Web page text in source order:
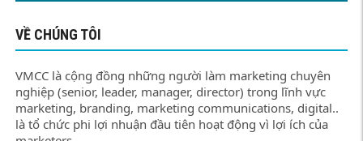
VỀ CHÚNG TÔI
VMCC là cộng đồng những người làm marketing chuyên
nghiệp (senior, leader, manager, director) trong lĩnh vực
marketing, branding, marketing communications, digital..
là tổ chức phi lợi nhuận đầu tiên hoạt động vì lợi ích của